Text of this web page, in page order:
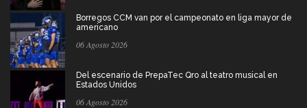
Borregos CCM van por el campeonato en liga mayor de
americano
06 Agosto 2026
Del escenario de PrepaTec Qro al teatro musical en
Estados Unidos
06 Agosto 2026